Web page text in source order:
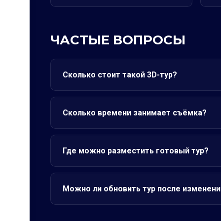
ЧАСТЫЕ ВОПРОСЫ
Сколько стоит такой 3D-тур?
Сколько времени занимает съёмка?
Где можно разместить готовый тур?
Можно ли обновить тур после